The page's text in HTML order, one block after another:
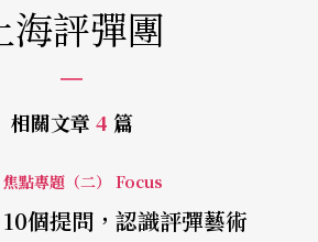
海評彈團
相關文章 4 篇
焦點專題（二） Focus
10個提問，認識評彈藝術